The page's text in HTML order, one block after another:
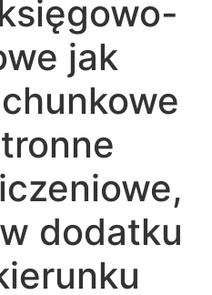
jak
dodatku